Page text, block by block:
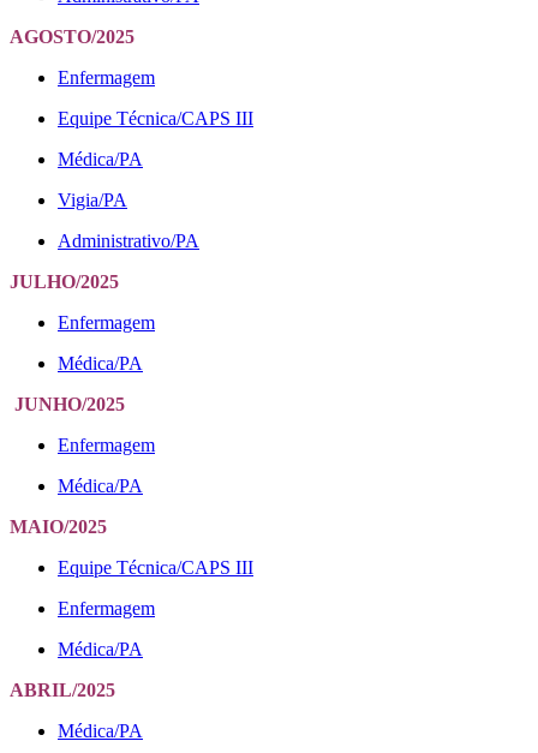
AGOSTO/2025
Enfermagem
Equipe Técnica/CAPS III
Médica/PA
Vigia/PA
Administrativo/PA
JULHO/2025
Enfermagem
Médica/PA
JUNHO/2025
Enfermagem
Médica/PA
MAIO/2025
Equipe Técnica/CAPS III
Enfermagem
Médica/PA
ABRIL/2025
Médica/PA